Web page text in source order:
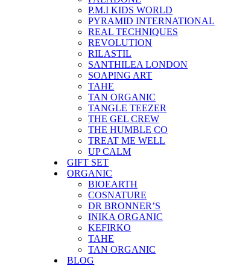
P.M.I KIDS WORLD
PYRAMID INTERNATIONAL
REAL TECHNIQUES
REVOLUTION
RILASTIL
SANTHILEA LONDON
SOAPING ART
TAHE
TAN ORGANIC
TANGLE TEEZER
THE GEL CREW
THE HUMBLE CO
TREAT ME WELL
UP CALM
GIFT SET
ORGANIC
BIOEARTH
COSNATURE
DR BRONNER’S
INIKA ORGANIC
KEFIRKO
TAHE
TAN ORGANIC
BLOG